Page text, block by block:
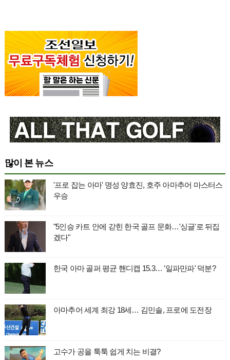
많이 본 뉴스
'프로 잡는 아마' 명성 양효진, 호주 아마추어 마스터스
우승
"5인승 카트 안에 갇힌 한국 골프 문화…'싱글'로 뒤집
겠다"
한국 아마 골퍼 평균 핸디캡 15.3… '일파만파' 덕분?
아마추어 세계 최강 18세… 김민솔, 프로에 도전장
고수가 공을 툭툭 쉽게 치는 비결?